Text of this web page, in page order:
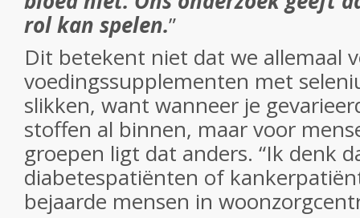
rol kan spelen.”
Dit betekent niet dat we allemaal
voedingssupplementen met
slikken, want wanneer je
stoffen al binnen, maar voor
groepen ligt dat anders. “Ik denk
diabetespatiënten of
bejaarde mensen in